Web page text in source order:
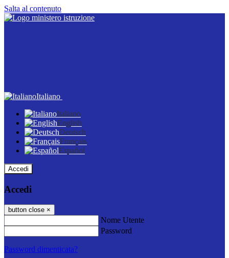
Salta al contenuto
Italiano
Italiano
English
Deutsch
Français
Español
Accedi
Accedi
button close ×
Nome Utente
Password
Password dimenticata?